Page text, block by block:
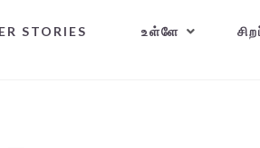
STORIES உள்ளே